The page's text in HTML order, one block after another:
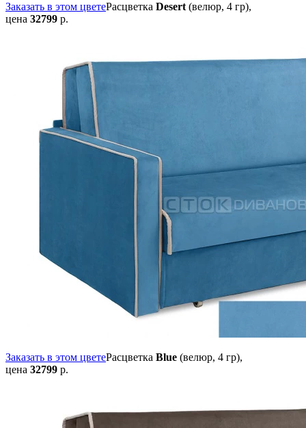
Заказать в этом цветеРасцветка Desert(велюр, 4 гр),
цена 32799 р.
Заказать в этом цветеРасцветка Blue (велюр, 4 гр),
цена 32799 р.